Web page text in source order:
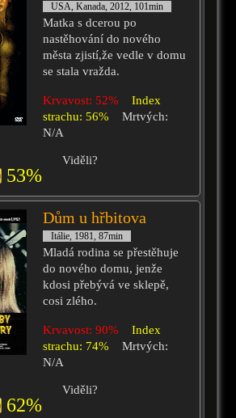
USA, Kanada, 2012, 101min
Matka s dcerou po
nastěhování do nového
města zjistí,že vedle v domu
se stala vražda.
Krvavost: 52%
Index
strachu: 56%
Mrtvých:
N/A
53%
Viděli?
Dům u hřbitova
Itálie, 1981, 87min
Mladá rodina se přestěhuje
do nového domu, jenže
kdosi přebývá ve sklepě,
cosi zlého.
Krvavost: 90%
Index
strachu: 74%
Mrtvých:
N/A
62%
Viděli?